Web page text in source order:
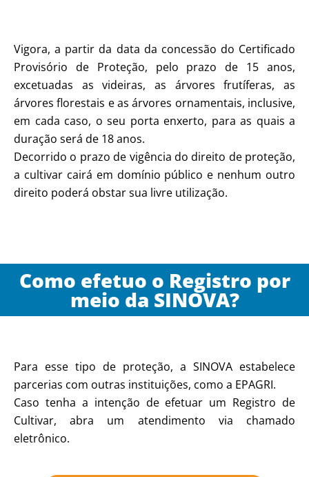
Vigora, a partir da data da concessão do Certificado
Provisório de Proteção, pelo prazo de 15 anos,
excetuadas as videiras, as árvores frutíferas, as
árvores florestais e as árvores ornamentais, inclusive,
em cada caso, o seu porta enxerto, para as quais a
duração será de 18 anos.
Decorrido o prazo de vigência do direito de proteção,
a cultivar cairá em domínio público e nenhum outro
direito poderá obstar sua livre utilização.
Como efetuo o Registro por
meio da SINOVA?
Para esse tipo de proteção, a SINOVA estabelece
parcerias com outras instituições, como a EPAGRI.
Caso tenha a intenção de efetuar um Registro de
Cultivar, abra um atendimento via chamado
eletrônico.